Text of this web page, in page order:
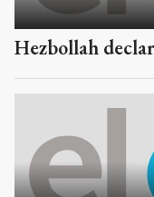
Hezbollah